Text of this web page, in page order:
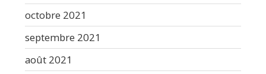
octobre 2021
septembre 2021
août 2021